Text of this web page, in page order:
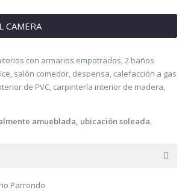
CAMERA
con armarios empotrados, 2 baños
salón comedor, despensa, calefacción a gas
de PVC, carpintería interior de madera,
amueblada, ubicación soleada.
Parrondo